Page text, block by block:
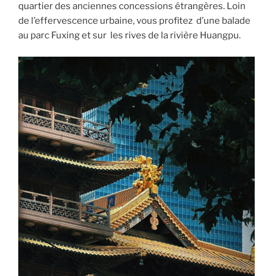
quartier des anciennes concessions étrangères. Loin
de l’effervescence urbaine, vous profitez d’une balade
au parc Fuxing et sur les rives de la rivière Huangpu.